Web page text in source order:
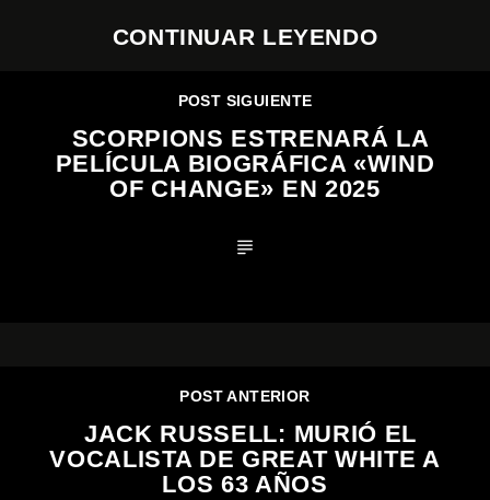
CONTINUAR LEYENDO
POST SIGUIENTE
SCORPIONS ESTRENARÁ LA
PELÍCULA BIOGRÁFICA «WIND
OF CHANGE» EN 2025
POST ANTERIOR
JACK RUSSELL: MURIÓ EL
VOCALISTA DE GREAT WHITE A
LOS 63 AÑOS